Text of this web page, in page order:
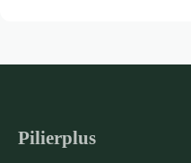
Pilierplus